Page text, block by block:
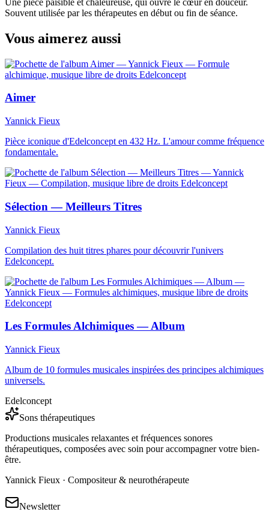
Souvent utilisée par les thérapeutes en début ou fin de séance.
Vous aimerez aussi
Aimer
Yannick Fieux
Pièce iconique d'Edelconcept en 432 Hz. L'amour comme fréquence
fondamentale.
Sélection — Meilleurs Titres
Yannick Fieux
Compilation des huit titres phares pour découvrir l'univers
Edelconcept.
Les Formules Alchimiques — Album
Yannick Fieux
Album de 10 formules musicales inspirées des principes alchimiques
universels.
Edelconcept
Sons thérapeutiques
Productions musicales relaxantes et fréquences sonores
thérapeutiques, composées avec soin pour accompagner votre bien-
être.
Yannick Fieux · Compositeur & neurothérapeute
Newsletter